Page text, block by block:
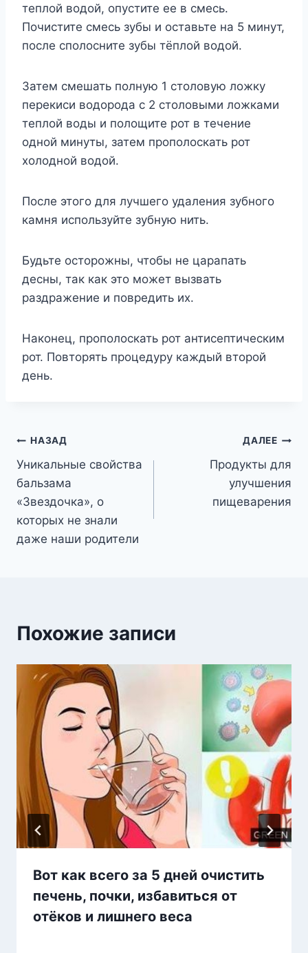
теплой водой, опустите ее в смесь.
Почистите смесь зубы и оставьте на 5 минут,
после сполосните зубы тёплой водой.
Затем смешать полную 1 столовую ложку
перекиси водорода с 2 столовыми ложками
теплой воды и полощите рот в течение
одной минуты, затем прополоскать рот
холодной водой.
После этого для лучшего удаления зубного
камня используйте зубную нить.
Будьте осторожны, чтобы не царапать
десны, так как это может вызвать
раздражение и повредить их.
Наконец, прополоскать рот антисептическим
рот. Повторять процедуру каждый второй
день.
Навигация
по
записям
НАЗАД
Уникальные свойства
бальзама
«Звездочка», о
которых не знали
даже наши родители
ДАЛЕЕ
Продукты для
улучшения
пищеварения
Похожие записи
Вот как всего за 5 дней очистить
печень, почки, избавиться от
отёков и лишнего веса